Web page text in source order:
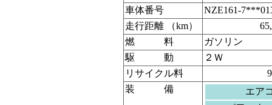
車体番号
NZE161-
走行距離 （km）
燃 料
ガソリン
駆 動
２Ｗ
リサイクル料
装 備
エア